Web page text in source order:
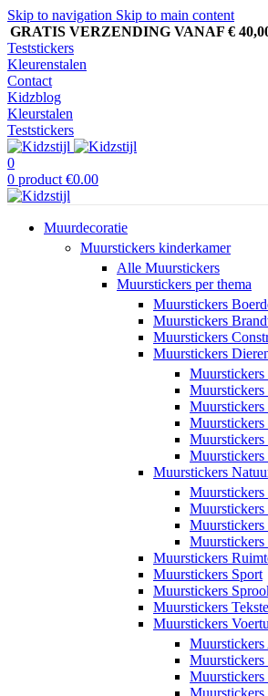
Skip to navigation Skip to main content
GRATIS VERZENDING VANAF €
Teststickers
Kleurenstalen
Contact
Kidzblog
Kleurstalen
Teststickers
0
0 product €0.00
Muurdecoratie
Muurstickers kinderkamer
Alle Muurstickers
Muurstickers per thema
Muurstickers
Muurstickers
Muurstickers
Muurstickers
Muurstickers
Muurstickers
Muurstickers
Muurstickers
Muurstickers
Muurstickers
Muurstickers
Muurstickers
Muurstickers
Muurstickers
Muurstickers
Muurstickers Sport
Muurstickers
Muurstickers
Muurstickers
Muurstickers
Muurstickers
Muurstickers
Muurstickers